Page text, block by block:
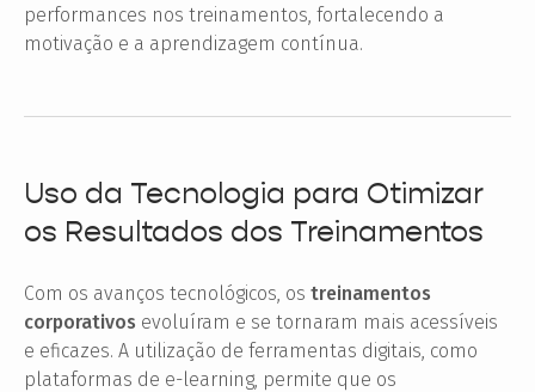
performances nos treinamentos, fortalecendo a
motivação e a aprendizagem contínua.
Uso da Tecnologia para Otimizar
os Resultados dos Treinamentos
Com os avanços tecnológicos, os treinamentos
corporativos evoluíram e se tornaram mais acessíveis
e eficazes. A utilização de ferramentas digitais, como
plataformas de e-learning, permite que os